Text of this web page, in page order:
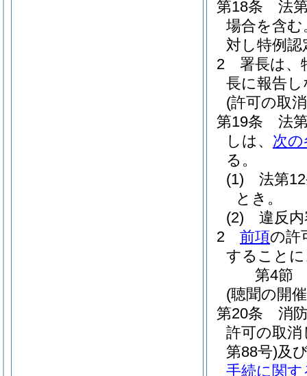
第18条
法
場合を含む
対し特例
2
署長は、
長に報告
(許可の取
第19条
法
しは、 次
る。
(1)
法第
とき。
(2)
違反
2
前項の許
すること
第4節
(聴聞の開
第20条
消
許可の取
第88号)及
手続に関す